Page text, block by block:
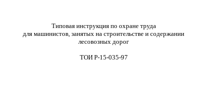
Типовая инструкция по охране труда
для машинистов, занятых на строительстве и содержании
лесовозных дорог
ТОИ Р-15-035-97